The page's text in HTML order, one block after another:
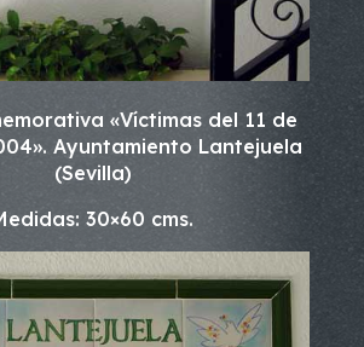
«Víctimas del 11 de
Ayuntamiento Lantejuela
(Sevilla)
30×60 cms.